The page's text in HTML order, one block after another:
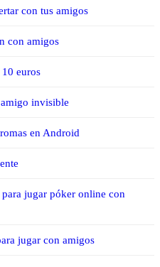
con tus amigos
con amigos
euros
invisible
en Android
jugar póker online con
jugar con amigos